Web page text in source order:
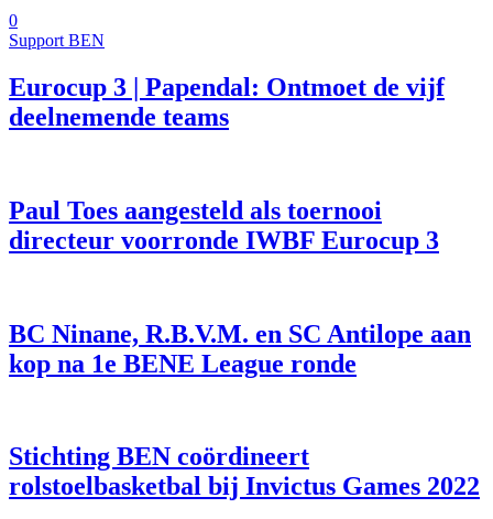
0
Support BEN
Eurocup 3 | Papendal: Ontmoet de vijf
deelnemende teams
Paul Toes aangesteld als toernooi
directeur voorronde IWBF Eurocup 3
BC Ninane, R.B.V.M. en SC Antilope aan
kop na 1e BENE League ronde
Stichting BEN coördineert
rolstoelbasketbal bij Invictus Games 2022